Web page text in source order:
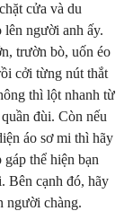
cửa và du
người anh ấy.
trườn bò, uốn éo
cởi từng nút thắt
thì lột nhanh từ
đùi. Còn nếu
áo sơ mi thì hãy
thể hiện bạn
Bên cạnh đó, hãy
người chàng.